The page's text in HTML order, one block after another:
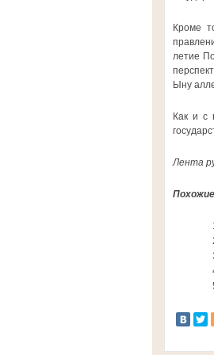
Кроме
летие
Ыну
Как и с
Лента